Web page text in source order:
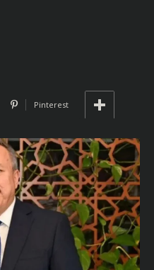
Pinterest